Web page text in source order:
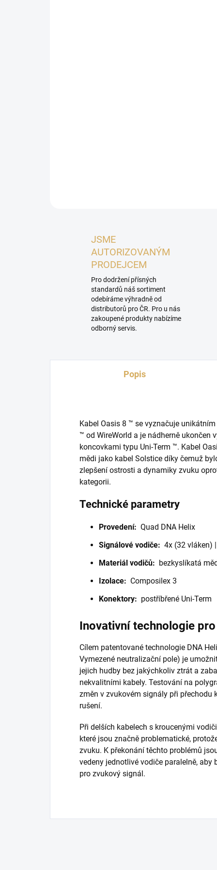
JSME
AUTORIZOVANÝM
PRODEJCEM
Pro dodržení přísných
standardů náš sortiment
odebíráme výhradně od
distributorů pro ČR. Pro u nás
zakoupené produkty nabízíme
odborný servis.
Popis
Kabel Oasis 8 ™ se vyznačuje
™ od WireWorld a je nádherně ukončen
koncovkami typu Uni-Term ™. Kabel
mědi jako kabel Solstice díky čemuž
zlepšení ostrosti a dynamiky zvuku
kategorii.
Technické parametry
Provedení: Quad DNA Helix
Signálové vodiče: 4x (32 vláken) |
Materiál vodičů: bezkyslíkatá
Izolace: Composilex 3
Konektory: postříbřené Uni-Term
Inovativní technologie
Cílem patentované technologie DNA
Vymezené neutralizační pole) je
jejich hudby bez jakýchkoliv ztrát a
nekvalitními kabely. Testování na
změn v zvukovém signály při přechodu
rušení.
Při delších kabelech s kroucenými
které jsou značně problematické,
zvuku. K překonání těchto problémů
vedeny jednotlivé vodiče paralelně,
pro zvukový signál.